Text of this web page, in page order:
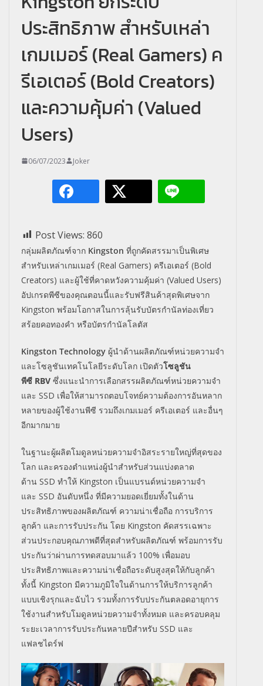
ประสิทธิภาพ สำหรับเหล่า
เกมเมอร์ (Real Gamers) ค
รีเอเตอร์ (Bold Creators)
และความคุ้มค่า (Valued
Users)
06/07/2023 Joker
Post Views: 860
กลุ่มผลิตภัณฑ์จาก Kingston ที่ถูกคัดสรรมาเป็นพิเศษ
สำหรับเหล่าเกมเมอร์ (Real Gamers) ครีเอเตอร์ (Bold
Creators) และผู้ใช้ที่คาดหวังความคุ้มค่า (Valued Users)
อัปเกรดพีซีของคุณตอนนี้และรับฟรีสินค้าสุดพิเศษจาก
Kingston พร้อมโอกาสในการลุ้นรับบัตรกำนัลท่องเที่ยว
สร้อยคอทองคำ หรือบัตรกำนัลโลตัส
Kingston Technology ผู้นำด้านผลิตภัณฑ์หน่วยความจำ
และโซลูชันเทคโนโลยีระดับโลก เปิดตัวโซลูชัน
พีซี RBV ซึ่งแนะนำการเลือกสรรผลิตภัณฑ์หน่วยความจำ
และ SSD เพื่อให้สามารถตอบโจทย์ความต้องการอันหลาก
หลายของผู้ใช้งานพีซี รวมถึงเกมเมอร์ ครีเอเตอร์ และอื่นๆ
อีกมากมาย
ในฐานะผู้ผลิตโมดูลหน่วยความจำอิสระรายใหญ่ที่สุดของ
โลก และครองตำแหน่งผู้นำสำหรับส่วนแบ่งตลาด
ด้าน SSD ทำให้ Kingston เป็นแบรนด์หน่วยความจำ
และ SSD อันดับหนึ่ง ที่มีความยอดเยี่ยมทั้งในด้าน
ประสิทธิภาพของผลิตภัณฑ์ ความน่าเชื่อถือ การบริการ
ลูกค้า และการรับประกัน โดย Kingston คัดสรรเฉพาะ
ส่วนประกอบคุณภาพดีที่สุดสำหรับผลิตภัณฑ์ พร้อมการรับ
ประกันว่าผ่านการทดสอบมาแล้ว 100% เพื่อมอบ
ประสิทธิภาพและความน่าเชื่อถือระดับสูงสุดให้กับลูกค้า
ทั้งนี้ Kingston มีความภูมิใจในด้านการให้บริการลูกค้า
แบบเชิงรุกและฉับไว รวมทั้งการรับประกันตลอดอายุการ
ใช้งานสำหรับโมดูลหน่วยความจำทั้งหมด และครอบคลุม
ระยะเวลาการรับประกันหลายปีสำหรับ SSD และ
แฟลชไดร์ฟ